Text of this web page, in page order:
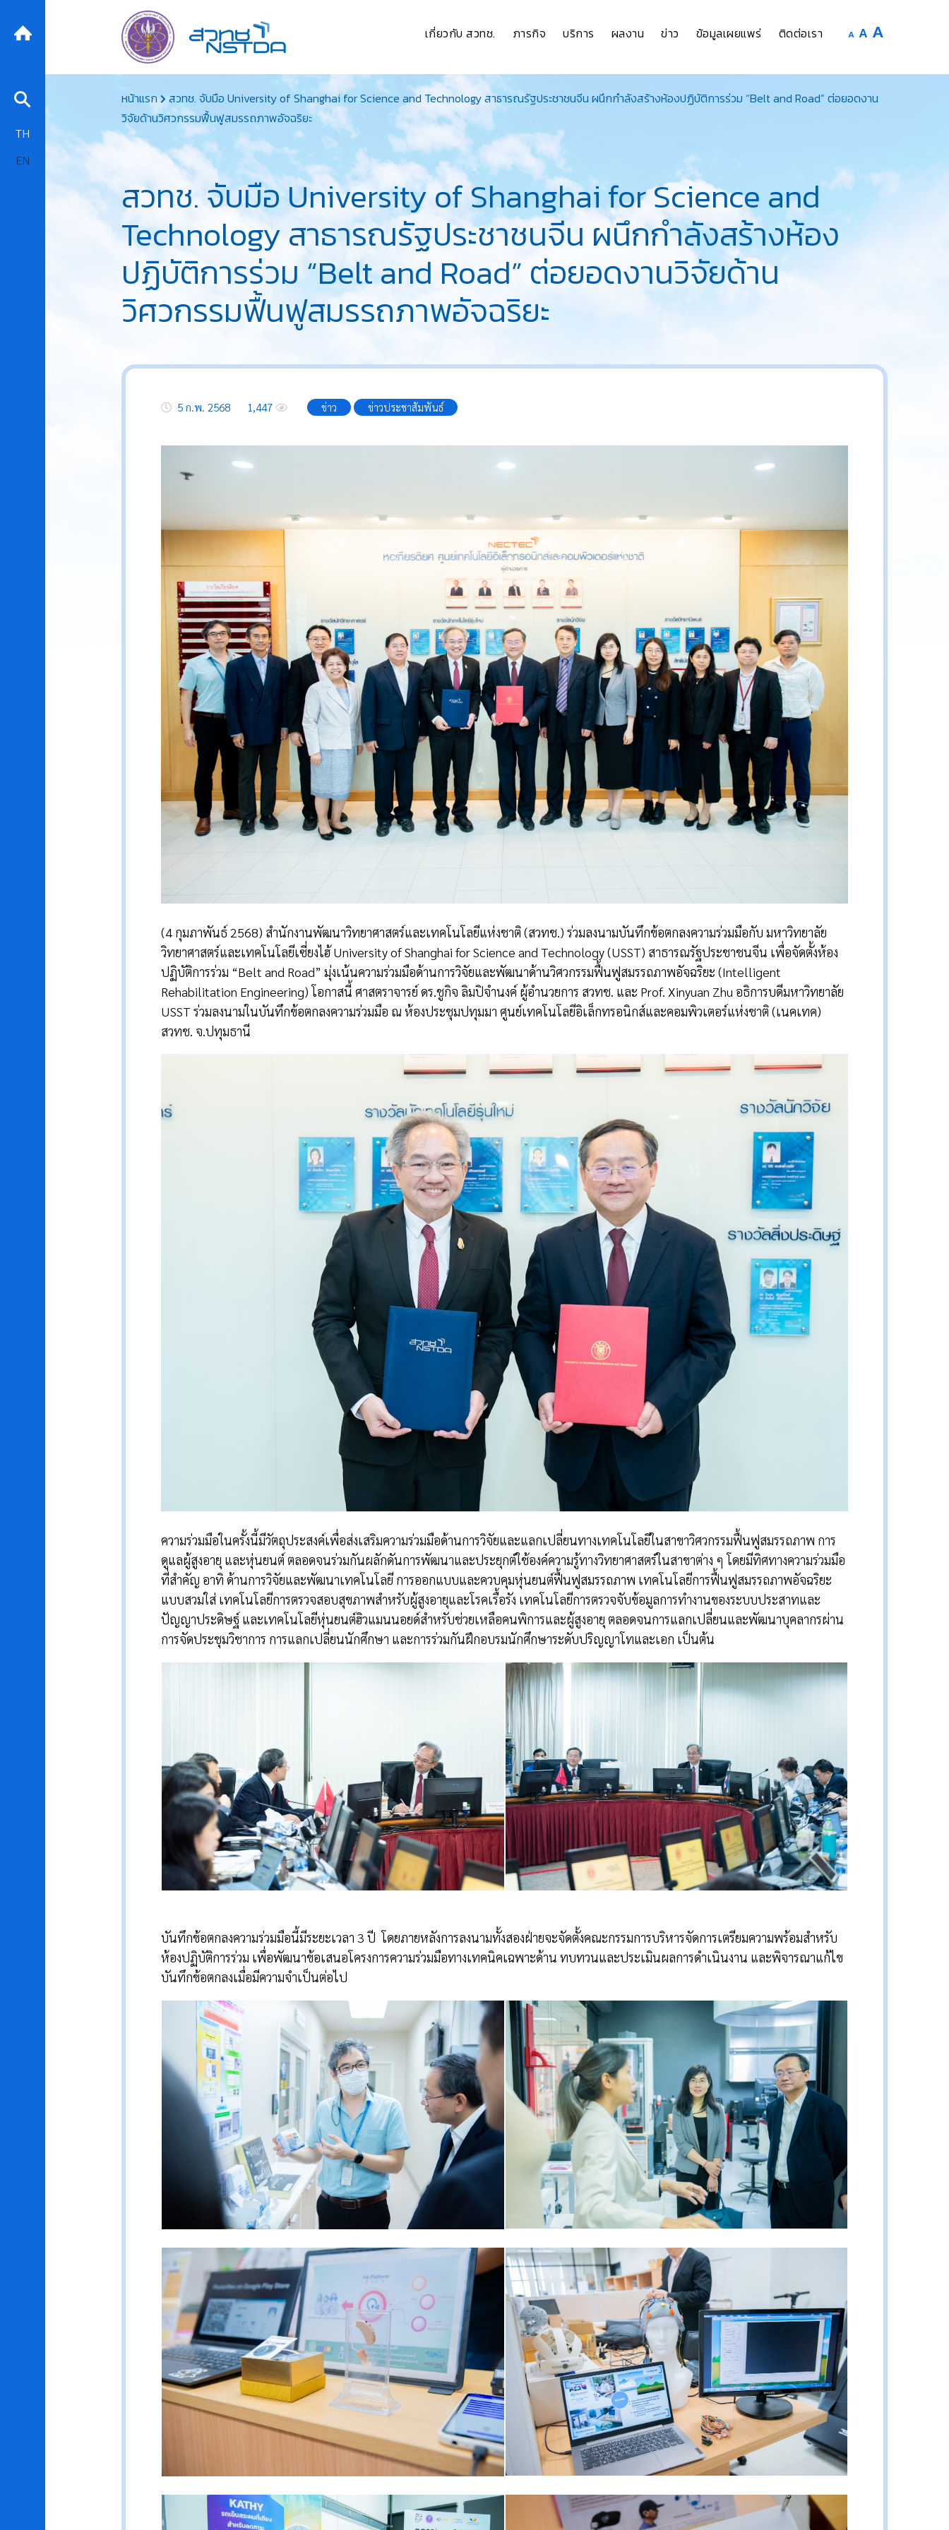
to
content
เกี่ยวกับ สวทช. ภารกิจ บริการ ผลงาน ข่าว ข้อมูลเผยแพร่ ติดต่อเรา A Decrease
A Reset
size.
A
size.
หน้าแรก
สวทช. จับมือ University of Shanghai for Science and Technology สาธารณรัฐประชาชนจีน ผนึกกำลังสร้างห้องปฏิบัติการร่วม “Belt and Road” ต่อยอดงาน
วิจัยด้านวิศวกรรมฟื้นฟูสมรรถภาพอัจฉริยะ
สวทช. จับมือ University of Shanghai for Science and
Technology สาธารณรัฐประชาชนจีน ผนึกกำลังสร้างห้อง
ปฏิบัติการร่วม “Belt and Road” ต่อยอดงานวิจัยด้าน
วิศวกรรมฟื้นฟูสมรรถภาพอัจฉริยะ
5 ก.พ. 2568 1,447 ข่าว ข่าวประชาสัมพันธ์
(4 กุมภาพันธ์ 2568) สำนักงานพัฒนาวิทยาศาสตร์และเทคโนโลยีแห่งชาติ (สวทช.) ร่วมลงนามบันทึกข้อตกลงความร่วมมือกับ มหาวิทยาลัย
วิทยาศาสตร์และเทคโนโลยีเซี่ยงไฮ้ University of Shanghai for Science and Technology (USST) สาธารณรัฐประชาชนจีน เพื่อจัดตั้งห้อง
ปฏิบัติการร่วม “Belt and Road” มุ่งเน้นความร่วมมือด้านการวิจัยและพัฒนาด้านวิศวกรรมฟื้นฟูสมรรถภาพอัจฉริยะ (Intelligent
Rehabilitation Engineering) โอกาสนี้ ศาสตราจารย์ ดร.ชูกิจ ลิมปิจำนงค์ ผู้อำนวยการ สวทช. และ Prof. Xinyuan Zhu อธิการบดีมหาวิทยาลัย
USST ร่วมลงนามในบันทึกข้อตกลงความร่วมมือ ณ ห้องประชุมปทุมมา ศูนย์เทคโนโลยีอิเล็กทรอนิกส์และคอมพิวเตอร์แห่งชาติ (เนคเทค)
สวทช. จ.ปทุมธานี
ความร่วมมือในครั้งนี้มีวัตถุประสงค์เพื่อส่งเสริมความร่วมมือด้านการวิจัยและแลกเปลี่ยนทางเทคโนโลยีในสาขาวิศวกรรมฟื้นฟูสมรรถภาพ การ
ดูแลผู้สูงอายุ และหุ่นยนต์ ตลอดจนร่วมกันผลักดันการพัฒนาและประยุกต์ใช้องค์ความรู้ทางวิทยาศาสตร์ในสาขาต่าง ๆ โดยมีทิศทางความร่วมมือ
ที่สำคัญ อาทิ ด้านการวิจัยและพัฒนาเทคโนโลยี การออกแบบและควบคุมหุ่นยนต์ฟื้นฟูสมรรถภาพ เทคโนโลยีการฟื้นฟูสมรรถภาพอัจฉริยะ
แบบสวมใส่ เทคโนโลยีการตรวจสอบสุขภาพสำหรับผู้สูงอายุและโรคเรื้อรัง เทคโนโลยีการตรวจจับข้อมูลการทำงานของระบบประสาทและ
ปัญญาประดิษฐ์ และเทคโนโลยีหุ่นยนต์ฮิวแมนนอยด์สำหรับช่วยเหลือคนพิการและผู้สูงอายุ ตลอดจนการแลกเปลี่ยนและพัฒนาบุคลากรผ่าน
การจัดประชุมวิชาการ การแลกเปลี่ยนนักศึกษา และการร่วมกันฝึกอบรมนักศึกษาระดับปริญญาโทและเอก เป็นต้น
บันทึกข้อตกลงความร่วมมือนี้มีระยะเวลา 3 ปี โดยภายหลังการลงนามทั้งสองฝ่ายจะจัดตั้งคณะกรรมการบริหารจัดการเตรียมความพร้อมสำหรับ
ห้องปฏิบัติการร่วม เพื่อพัฒนาข้อเสนอโครงการความร่วมมือทางเทคนิคเฉพาะด้าน ทบทวนและประเมินผลการดำเนินงาน และพิจารณาแก้ไข
บันทึกข้อตกลงเมื่อมีความจำเป็นต่อไป
TH
EN